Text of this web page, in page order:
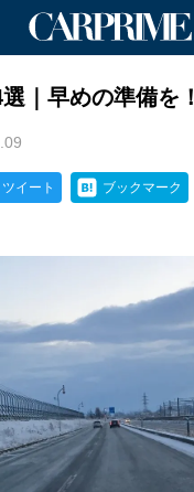
｜早めの準備を！
ツイート ブックマーク